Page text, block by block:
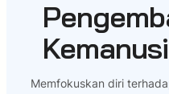
Memfokuskan diri